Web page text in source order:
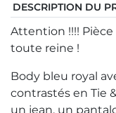
DESCRIPTION DU
Attention !!!!
toute reine !
Body bleu royal
contrastés en Tie
un jean, un